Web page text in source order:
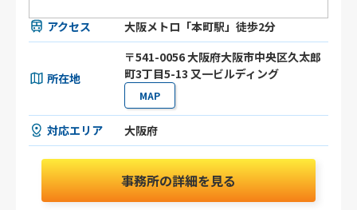
アクセス 大阪メトロ「本町駅」徒歩2分
所在地
〒541-0056 大阪府大阪市中央区久太郎
町3丁目5-13 又一ビルディング
MAP
対応エリア 大阪府
事務所の詳細を見る